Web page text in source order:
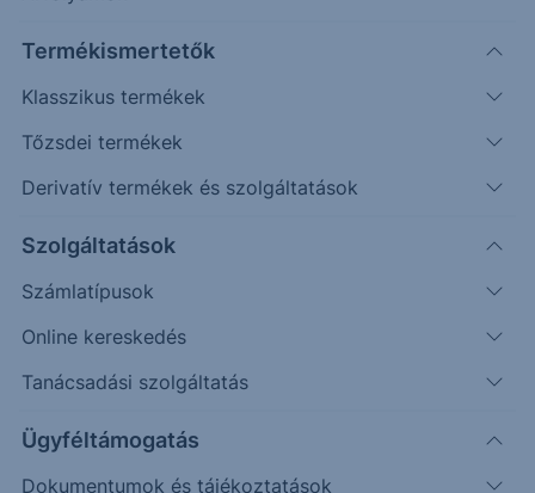
Termékismertetők
Klasszikus termékek
Tőzsdei termékek
Derivatív termékek és szolgáltatások
Szolgáltatások
Számlatípusok
Online kereskedés
Tanácsadási szolgáltatás
Ügyféltámogatás
Dokumentumok és tájékoztatások
Napos